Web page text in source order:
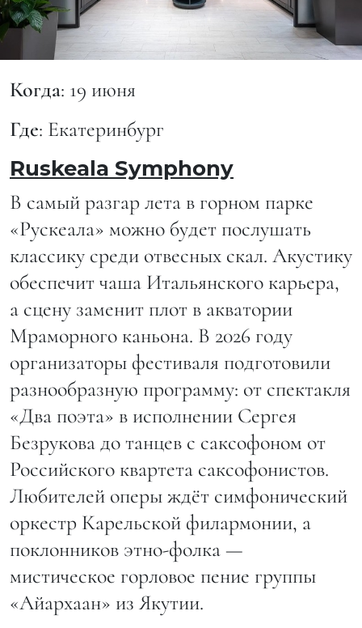
Когда: 19 июня
Где: Екатеринбург
Ruskeala Symphony
В самый разгар лета в горном парке
«Рускеала» можно будет послушать
классику среди отвесных скал. Акустику
обеспечит чаша Итальянского карьера,
а сцену заменит плот в акватории
Мраморного каньона. В 2026 году
организаторы фестиваля подготовили
разнообразную программу: от спектакля
«Два поэта» в исполнении Сергея
Безрукова до танцев с саксофоном от
Российского квартета саксофонистов.
Любителей оперы ждёт симфонический
оркестр Карельской филармонии, а
поклонников этно-фолка —
мистическое горловое пение группы
«Айархаан» из Якутии.